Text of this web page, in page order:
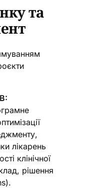
та
лікарень
клінічної
рішення